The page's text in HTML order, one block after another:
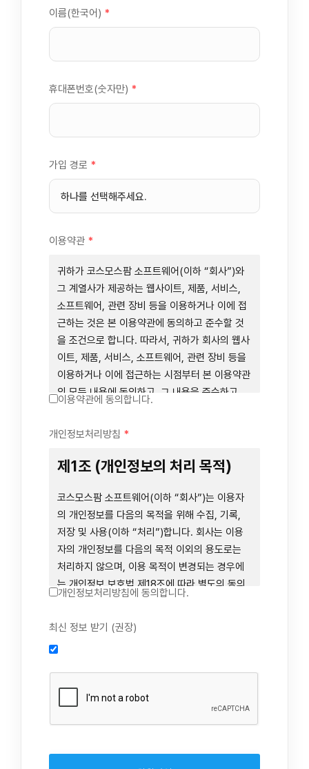
이름(한국어) *
휴대폰번호(숫자만) *
가입 경로 *
이용약관 *
귀하가 코스모스팜 소프트웨어(이하 “회사”)와
그 계열사가 제공하는 웹사이트, 제품, 서비스,
소프트웨어, 관련 장비 등을 이용하거나 이에 접
근하는 것은 본 이용약관에 동의하고 준수할 것
을 조건으로 합니다. 따라서, 귀하가 회사의 웹사
이트, 제품, 서비스, 소프트웨어, 관련 장비 등을
이용하거나 이에 접근하는 시점부터 본 이용약관
의 모든 내용에 동의하고, 그 내용을 준수하고,
귀하가 본 이용약관에 동의하지 않을 경우에는
련 장비 등을 이용하거나 이에 접근하는 행위를
즉시 중단하여야 합니다. 그러므로, 서비스 사용
전에 본 이용약관의 내용을 주의 깊게 읽으시기
바랍니다.
제1장 총칙
제1조 (목적)
웹사이트, 관련 소프트웨어 및 장비 등을 통하여
제공하는 "사이드톡" 서비스와 관련하여 회사와
사항을 규정함을 목적으로 합니다.
이용약관에 동의합니다.
개인정보처리방침 *
제1조 (개인정보의 처리 목적)
코스모스팜 소프트웨어(이하 “회사”)는 이용자
의 개인정보를 다음의 목적을 위해 수집, 기록,
저장 및 사용(이하 “처리”)합니다. 회사는 이용
자의 개인정보를 다음의 목적 이외의 용도로는
처리하지 않으며, 이용 목적이 변경되는 경우에
는 개인정보 보호법 제18조에 따라 별도의 동의
를 받는 등 법령상 필요한 조치를 이행합니다.
인 동의 진행, 이용자 및 법정대리인의 본인 확
인, 이용자 식별, 회원탈퇴 의사의 확인
2. 약관 위반 행위 등을 포함하여 서비스의 원활
한 운영에 지장을 주는 행위에 대한 방지 및 제
재, 계정도용 방지, 약관 개정 등의 고지사항 전
달, 분쟁조정을 위한 기록 보존, 민원처리 등 이
3. 서비스 이용기록과 접속 빈도 분석, 서비스 이
개인정보처리방침에 동의합니다.
최신 정보 받기 (권장)